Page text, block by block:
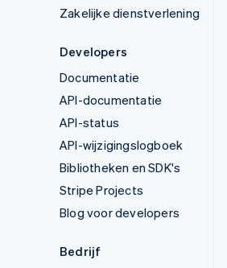
Zakelijke dienstverlening
Developers
Documentatie
API-documentatie
API-status
API-wijzigingslogboek
Bibliotheken en SDK's
Stripe Projects
Blog voor developers
Bedrijf